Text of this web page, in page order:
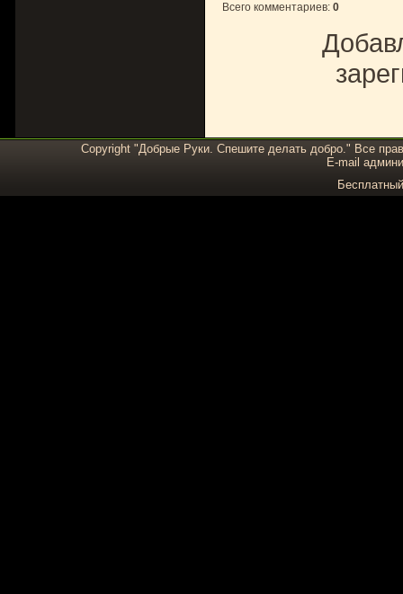
Всего комментариев: 0
Copyright "Добрые Руки. Спешите делать добро." Все
E-mail